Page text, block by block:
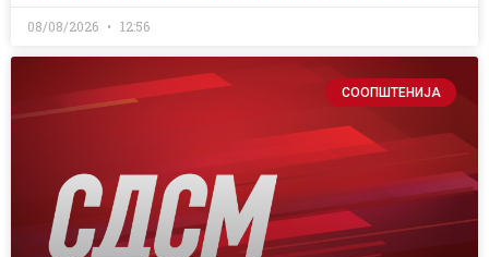
08/08/2026 12:56
СООПШТЕНИЈА